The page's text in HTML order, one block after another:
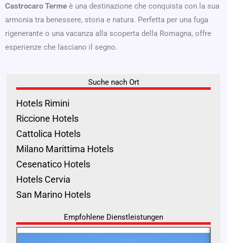
Castrocaro Terme è una destinazione che conquista con la sua
armonia tra benessere, storia e natura. Perfetta per una fuga
rigenerante o una vacanza alla scoperta della Romagna, offre
esperienze che lasciano il segno.
Suche nach Ort
Hotels Rimini
Riccione Hotels
Cattolica Hotels
Milano Marittima Hotels
Cesenatico Hotels
Hotels Cervia
San Marino Hotels
Empfohlene Dienstleistungen